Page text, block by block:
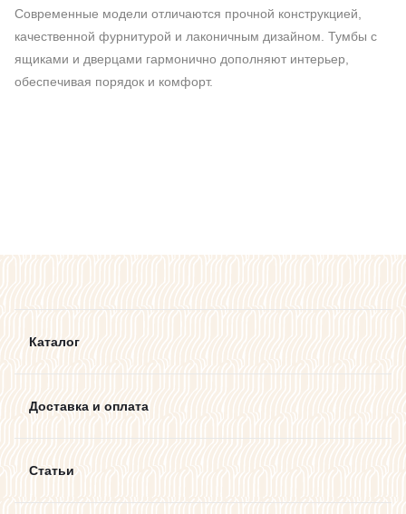
Современные модели отличаются прочной конструкцией,
качественной фурнитурой и лаконичным дизайном. Тумбы с
ящиками и дверцами гармонично дополняют интерьер,
обеспечивая порядок и комфорт.
Каталог
Доставка и оплата
Статьи